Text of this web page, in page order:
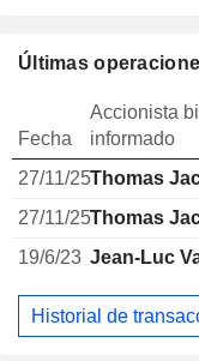
Últimas
Fecha
Accionista
informado
27/11/25Thomas
27/11/25Thomas
19/6/23 Jean-Luc
Historial de